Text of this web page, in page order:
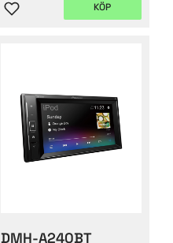
Lägg till i favoriter
KÖP
DMH-A240BT